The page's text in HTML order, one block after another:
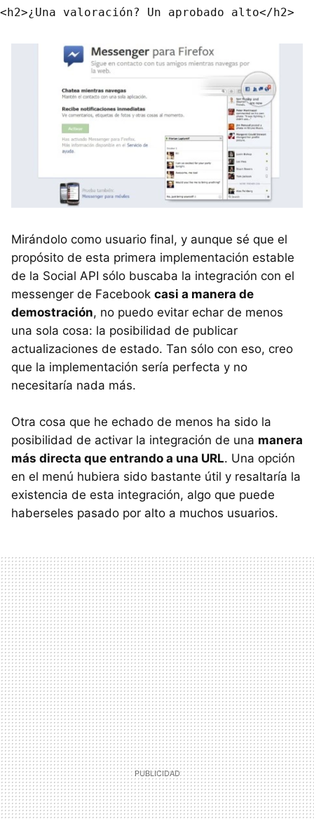
Mirándolo como usuario final, y aunque sé que el
propósito de esta primera implementación estable
de la Social API sólo buscaba la integración con el
messenger de Facebook casi a manera de
demostración, no puedo evitar echar de menos
una sola cosa: la posibilidad de publicar
actualizaciones de estado. Tan sólo con eso, creo
que la implementación sería perfecta y no
necesitaría nada más.
Otra cosa que he echado de menos ha sido la
posibilidad de activar la integración de una manera
más directa que entrando a una URL. Una opción
en el menú hubiera sido bastante útil y resaltaría la
existencia de esta integración, algo que puede
haberseles pasado por alto a muchos usuarios.